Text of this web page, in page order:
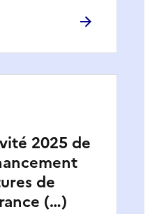
2025 de
de
(…)